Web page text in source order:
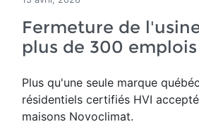
Fermeture de
plus de 300
Plus qu'une seule marque
résidentiels certifiés HVI
maisons Novoclimat.